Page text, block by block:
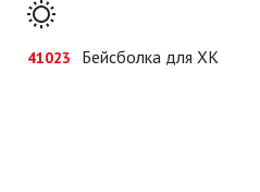
41023 Бейсболка для ХК